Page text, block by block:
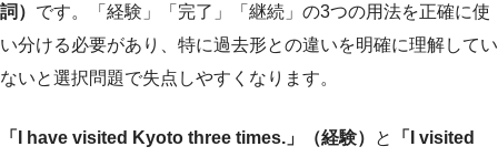
詞） です。「経験」「完了」「継続」の3つの用法を正確に使
い分ける必要があり、特に過去形との違いを明確に理解してい
ないと選択問題で失点しやすくなります。
「I have visited Kyoto three times.」（経験） と
「I visited